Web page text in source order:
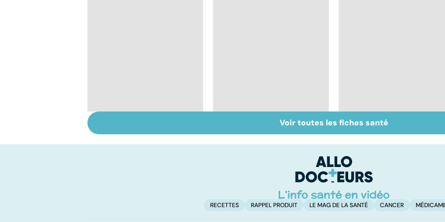
bouleversement
Retrouver du tonus
grâce aux plantes
Remèdes naturels :
les trucs de grand-
Voir toutes les fiches santé
RECETTES RAPPEL PRODUIT LE MAG DE LA SANTÉ CANCER